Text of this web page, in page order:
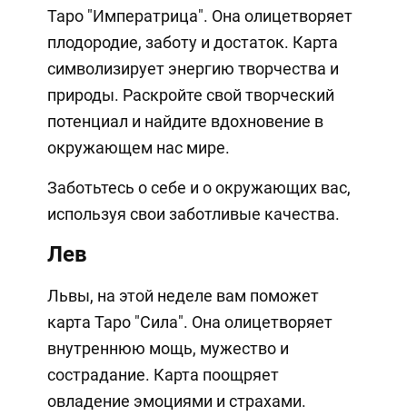
Таро "Императрица". Она олицетворяет
плодородие, заботу и достаток. Карта
символизирует энергию творчества и
природы. Раскройте свой творческий
потенциал и найдите вдохновение в
окружающем нас мире.
Заботьтесь о себе и о окружающих вас,
используя свои заботливые качества.
Лев
Львы, на этой неделе вам поможет
карта Таро "Сила". Она олицетворяет
внутреннюю мощь, мужество и
сострадание. Карта поощряет
овладение эмоциями и страхами.